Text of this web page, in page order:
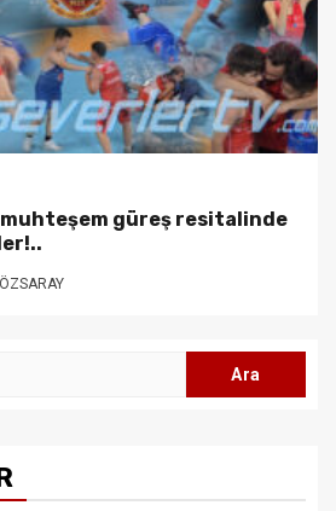
muhteşem güreş resitalinde